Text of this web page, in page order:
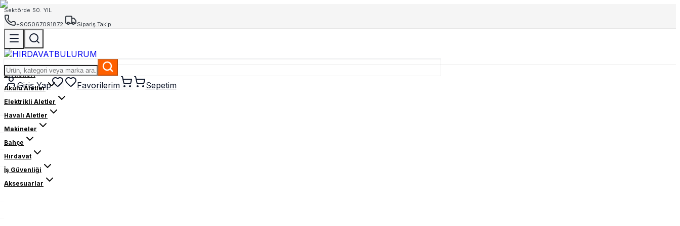
Sektörde 50. YIL
+905067091872
Sipariş Takip
Giriş Yap Favorilerim Sepetim
El Aletleri
Akülü Aletler
Elektrikli Aletler
Havalı Aletler
Makineler
Bahçe
Hırdavat
İş Güvenliği
Aksesuarlar